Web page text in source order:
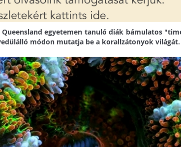
egyetemen tanuló diák bámulatos
módon mutatja be a korallzátonyok világát.